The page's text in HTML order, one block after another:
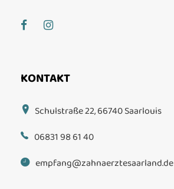
KONTAKT
Schulstraße 22, 66740 Saarlouis
06831 98 61 40
empfang@zahnaerztesaarland.de